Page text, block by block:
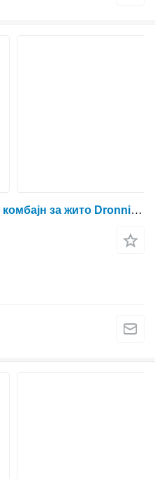
Хидрауличен цилиндар за комбајн за жито Dronningborg D1200